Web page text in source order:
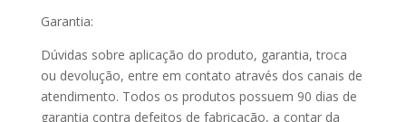
Garantia:
Dúvidas sobre aplicação do produto, garantia, troca
ou devolução, entre em contato através dos canais de
atendimento. Todos os produtos possuem 90 dias de
garantia contra defeitos de fabricação, a contar da